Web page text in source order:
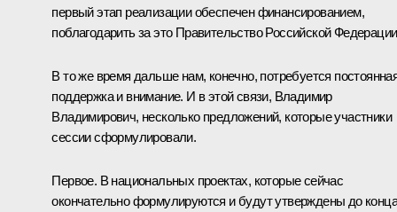
первый этап реализации обеспечен финансированием,
поблагодарить за это Правительство Российской
В то же время дальше нам, конечно, потребуется
поддержка и внимание. И в этой связи, Владимир
Владимирович, несколько предложений, которые участники
сессии сформулировали.
Первое. В национальных проектах, которые сейчас
окончательно формулируются и будут утверждены до конца